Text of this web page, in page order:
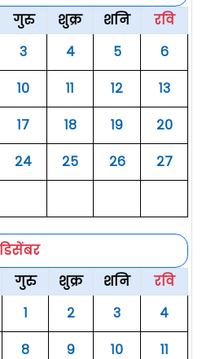
गुरु शुक्र शनि
रवि
३ ४ ५
६
१० ११ १२
१३
१७ १८ १९
२०
२४ २५ २६
२७
डिसेंबर
गुरु शुक्र शनि
रवि
१
२ ३
४
८ ९ १०
११